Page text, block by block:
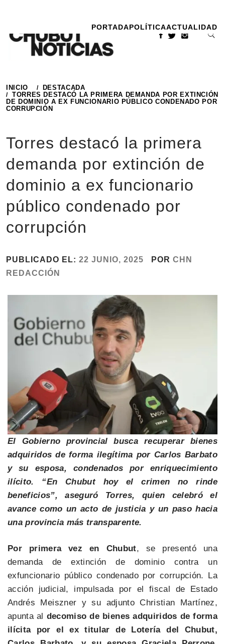
contenido
PORTADAPOLÍTICAACTUALIDAD
INICIO
DESTACADA
TORRES DESTACÓ LA PRIMERA DEMANDA POR EXTINCIÓN
DE DOMINIO A EX FUNCIONARIO PÚBLICO CONDENADO POR
CORRUPCIÓN
Torres destacó la primera
demanda por extinción de
dominio a ex funcionario
público condenado por
corrupción
PUBLICADO EL: 22 JUNIO, 2025 POR CHN
REDACCIÓN
El Gobierno provincial busca recuperar bienes
adquiridos de forma ilegítima por Carlos Barbato
y su esposa, condenados por enriquecimiento
ilícito. “En Chubut hoy el crimen no rinde
beneficios”, aseguró Torres, quien celebró el
avance como un acto de justicia y un paso hacia
una provincia más transparente.
Por primera vez en Chubut, se presentó una
demanda de extinción de dominio contra un
exfuncionario público condenado por corrupción. La
acción judicial, impulsada por el fiscal de Estado
Andrés Meiszner y su adjunto Christian Martínez,
apunta al decomiso de bienes adquiridos de forma
ilícita por el ex titular de Lotería del Chubut,